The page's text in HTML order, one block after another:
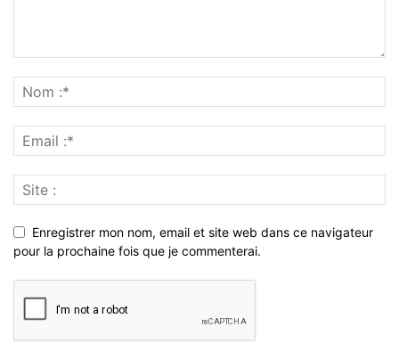
Enregistrer mon nom, email et site web dans ce navigateur
pour la prochaine fois que je commenterai.